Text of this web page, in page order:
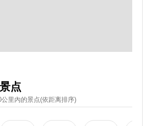
点
里內的景点(依距离排序)